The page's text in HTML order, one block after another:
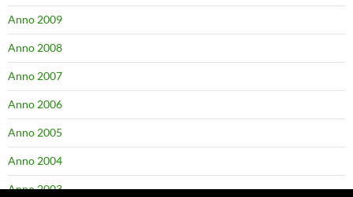
Anno 2009
Anno 2008
Anno 2007
Anno 2006
Anno 2005
Anno 2004
Anno 2003